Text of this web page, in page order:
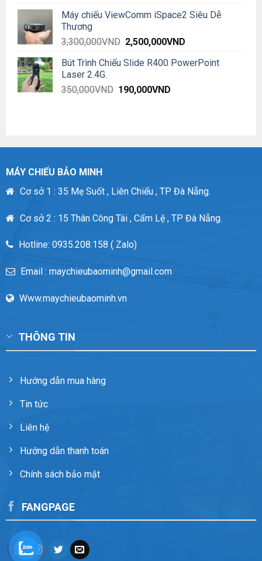
3,500,000VND.2,800,000VND.
Máy chiếu ViewComm iSpace2 Siêu Dễ
Thương
3,300,000VND Original
was:
2,500,000VND
is:
Bút Trình Chiếu Slide R400 PowerPoint
Laser 2.4G.
350,000VND Original
190,000VND
MÁY CHIẾU BẢO MINH
Cơ sở 1 : 35 Mẹ Suốt , Liên Chiểu , TP Đà Nẵng.
Cơ sở 2 : 15 Thân Công Tài , Cẩm Lệ , TP Đà Nẵng.
Hotline: 0935.208.158 ( Zalo)
Email : maychieubaominh@gmail.com
Www.maychieubaominh.vn
THÔNG TIN
Hướng dẫn mua hàng
Tin tức
Liên hệ
Hướng dẫn thanh toán
Chính sách bảo mật
FANGPAGE